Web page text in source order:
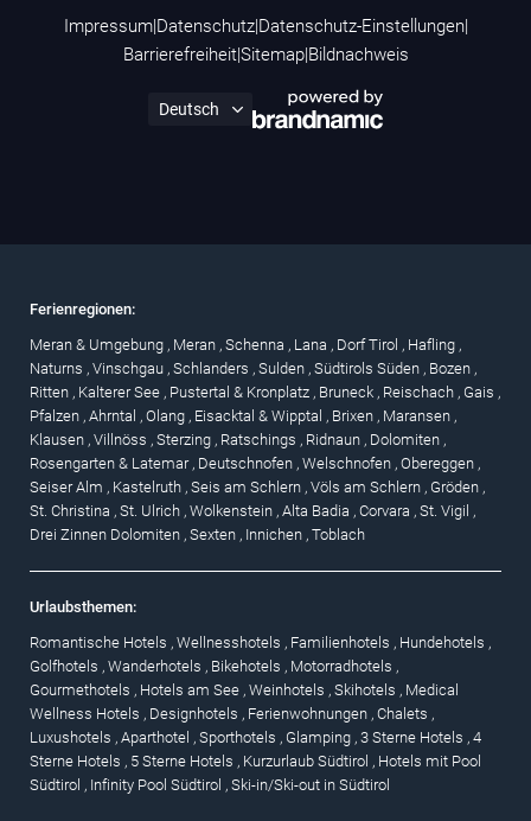
Impressum|Datenschutz|Datenschutz-Einstellungen|
Barrierefreiheit|Sitemap|Bildnachweis
Ferienregionen:
Meran & Umgebung , Meran , Schenna , Lana , Dorf Tirol , Hafling ,
Naturns , Vinschgau , Schlanders , Sulden , Südtirols Süden , Bozen ,
Ritten , Kalterer See , Pustertal & Kronplatz , Bruneck , Reischach , Gais ,
Pfalzen , Ahrntal , Olang , Eisacktal & Wipptal , Brixen , Maransen ,
Klausen , Villnöss , Sterzing , Ratschings , Ridnaun , Dolomiten ,
Rosengarten & Latemar , Deutschnofen , Welschnofen , Obereggen ,
Seiser Alm , Kastelruth , Seis am Schlern , Völs am Schlern , Gröden ,
St. Christina , St. Ulrich , Wolkenstein , Alta Badia , Corvara , St. Vigil ,
Drei Zinnen Dolomiten , Sexten , Innichen , Toblach
Urlaubsthemen:
Romantische Hotels , Wellnesshotels , Familienhotels , Hundehotels ,
Golfhotels , Wanderhotels , Bikehotels , Motorradhotels ,
Gourmethotels , Hotels am See , Weinhotels , Skihotels , Medical
Wellness Hotels , Designhotels , Ferienwohnungen , Chalets ,
Luxushotels , Aparthotel , Sporthotels , Glamping , 3 Sterne Hotels , 4
Sterne Hotels , 5 Sterne Hotels , Kurzurlaub Südtirol , Hotels mit Pool
Südtirol , Infinity Pool Südtirol , Ski-in/Ski-out in Südtirol